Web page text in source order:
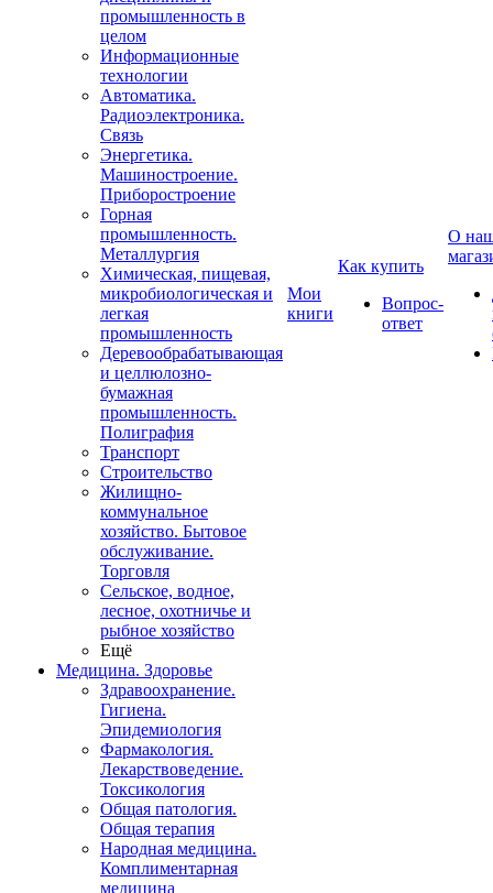
промышленность в
целом
Информационные
технологии
Автоматика.
Радиоэлектроника.
Связь
Энергетика.
Машиностроение.
Приборостроение
Горная
промышленность.
Металлургия
Химическая, пищевая,
микробиологическая и
легкая
промышленность
Деревообрабатывающая
и целлюлозно-
бумажная
промышленность.
Полиграфия
Транспорт
Строительство
Жилищно-
коммунальное
хозяйство. Бытовое
обслуживание.
Торговля
Сельское, водное,
лесное, охотничье и
рыбное хозяйство
Ещё
Медицина. Здоровье
Здравоохранение.
Гигиена.
Эпидемиология
Фармакология.
Лекарствоведение.
Токсикология
Общая патология.
Общая терапия
Народная медицина.
Комплиментарная
медицина
Мои
книги
Как купить
Вопрос-
ответ
О